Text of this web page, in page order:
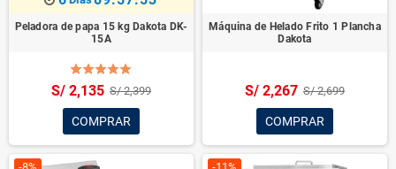
Peladora de papa 15 kg Dakota DK-
15A
S/ 2,135 S/ 2,399
COMPRAR
Máquina de Helado Frito 1 Plancha
Dakota
S/ 2,267 S/ 2,699
COMPRAR